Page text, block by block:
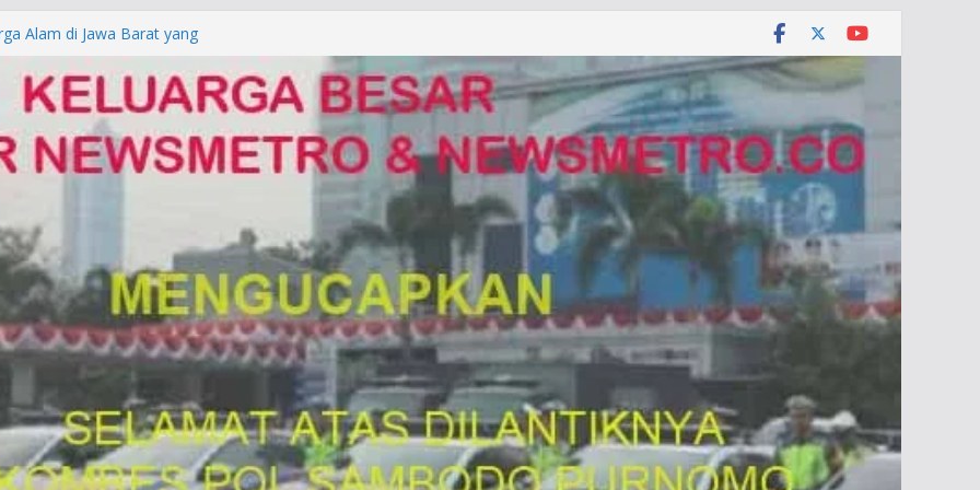
Alam di Jawa Barat yang
KUHAP Baru 2026, Tegaskan
Dipidana
DENPASAR DAN
POLDA BALI DIDUGA
ke Mabes Polri
Palsu, Kapolres
SIM